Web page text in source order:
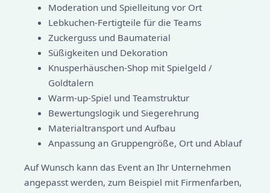
Moderation und Spielleitung vor Ort
Lebkuchen-Fertigteile für die Teams
Zuckerguss und Baumaterial
Süßigkeiten und Dekoration
Knusperhäuschen-Shop mit Spielgeld /
Goldtalern
Warm-up-Spiel und Teamstruktur
Bewertungslogik und Siegerehrung
Materialtransport und Aufbau
Anpassung an Gruppengröße, Ort und Ablauf
Auf Wunsch kann das Event an Ihr Unternehmen
angepasst werden, zum Beispiel mit Firmenfarben,